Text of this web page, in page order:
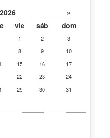
»
vie sáb dom
1 2
3
8 9
10
15 16
17
22 23
24
29 30 31